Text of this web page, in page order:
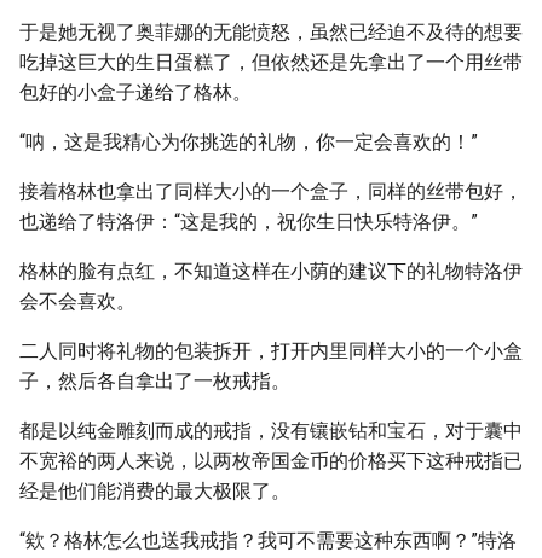
于是她无视了奥菲娜的无能愤怒，虽然已经迫不及待的想要
吃掉这巨大的生日蛋糕了，但依然还是先拿出了一个用丝带
包好的小盒子递给了格林。
“呐，这是我精心为你挑选的礼物，你一定会喜欢的！”
接着格林也拿出了同样大小的一个盒子，同样的丝带包好，
也递给了特洛伊：“这是我的，祝你生日快乐特洛伊。”
格林的脸有点红，不知道这样在小荫的建议下的礼物特洛伊
会不会喜欢。
二人同时将礼物的包装拆开，打开内里同样大小的一个小盒
子，然后各自拿出了一枚戒指。
都是以纯金雕刻而成的戒指，没有镶嵌钻和宝石，对于囊中
不宽裕的两人来说，以两枚帝国金币的价格买下这种戒指已
经是他们能消费的最大极限了。
“欸？格林怎么也送我戒指？我可不需要这种东西啊？”特洛